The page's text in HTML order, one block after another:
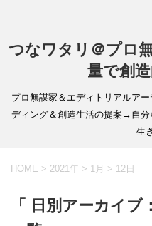
つなワタリ＠プロ
量で創
プロ無謀家＆エディトリアルア
ディング＆創造生活の提案→自分
生
HOME > 2021年 > 1月 > 12日
「 日別アーカイブ